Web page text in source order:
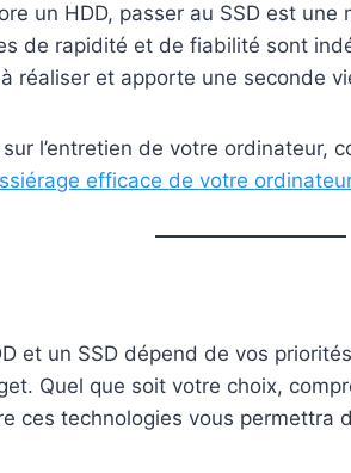
un HDD, passer au SSD est
de rapidité et de fiabilité sont
réaliser et apporte une seconde
l’entretien de votre ordinateur,
efficace de votre ordinateur
et un SSD dépend de vos
Quel que soit votre choix,
ces technologies vous permettra